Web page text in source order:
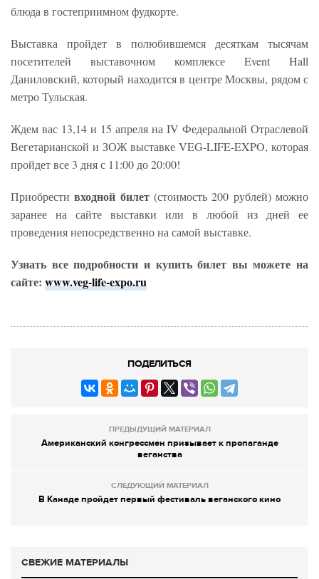
блюда в гостеприимном фудкорте.
Выставка пройдет в полюбившемся десяткам тысячам
посетителей выставочном комплексе Event Hall
Даниловский, который находится в центре Москвы, рядом с
метро Тульская.
Ждем вас 13,14 и 15 апреля на IV Федеральной Отраслевой
Вегетарианской и ЗОЖ выставке VEG-LIFE-EXPO, которая
пройдет все 3 дня с 11:00 до 20:00!
Приобрестивходной билет(стоимость 200 рублей) можно
заранее на сайте выставки или в любой из дней ее
проведения непосредственно на самой выставке.
Узнать все подробности и купить билет вы можете на
сайте: www.veg-life-expo.ru
ПОДЕЛИТЬСЯ
ПРЕДЫДУЩИЙ МАТЕРИАЛ
Американский конгрессмен призывает к пропаганде
веганства
СЛЕДУЮЩИЙ МАТЕРИАЛ
В Канаде пройдет первый фестиваль веганского кино
СВЕЖИЕ МАТЕРИАЛЫ